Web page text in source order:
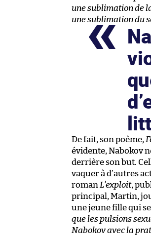
une sublimation de
une sublimation du
De fait, son poème,
évidente, Nabokov
derrière son but.
vaquer à d’autres
roman L’exploit,
principal, Martin,
une jeune fille qui
que les pulsions
Nabokov avec la